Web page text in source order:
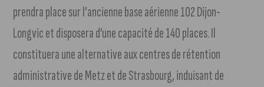
prendra place sur l’ancienne base aérienne 102 Dijon-
Longvic et disposera d’une capacité de 140 places. Il
constituera une alternative aux centres de rétention
administrative de Metz et de Strasbourg, induisant de